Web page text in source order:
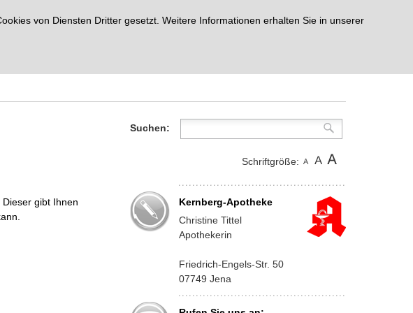
gibt Ihnen
Suchen:
Schriftgröße:
Kernberg-Apotheke
Christine Tittel
Apothekerin
Friedrich-Engels-Str. 50
07749 Jena
von Diensten Dritter gesetzt. Weitere Informationen erhalten Sie in unserer